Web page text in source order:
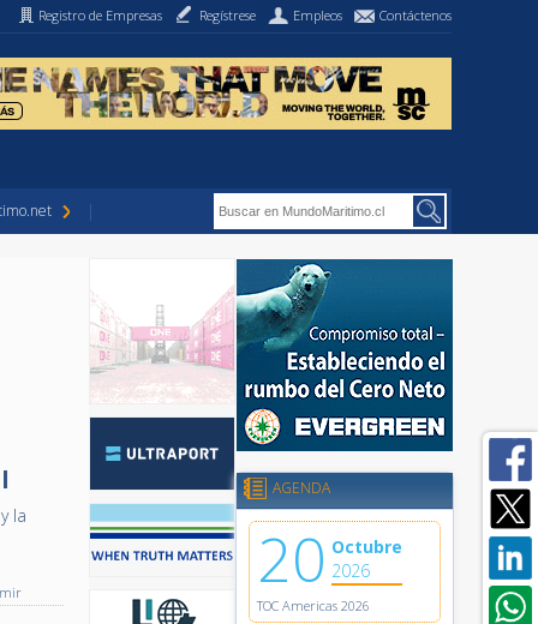
Registro de Empresas Regístrese Empleos Contáctenos
la
AGENDA
20 Octubre
2026
TOC Americas 2026